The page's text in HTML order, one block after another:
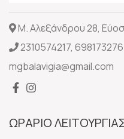
Μ. Αλεξάνδρου 28,
2310574217,
mgbalavigia@gmail.com
ΩΡΑΡΙΟ